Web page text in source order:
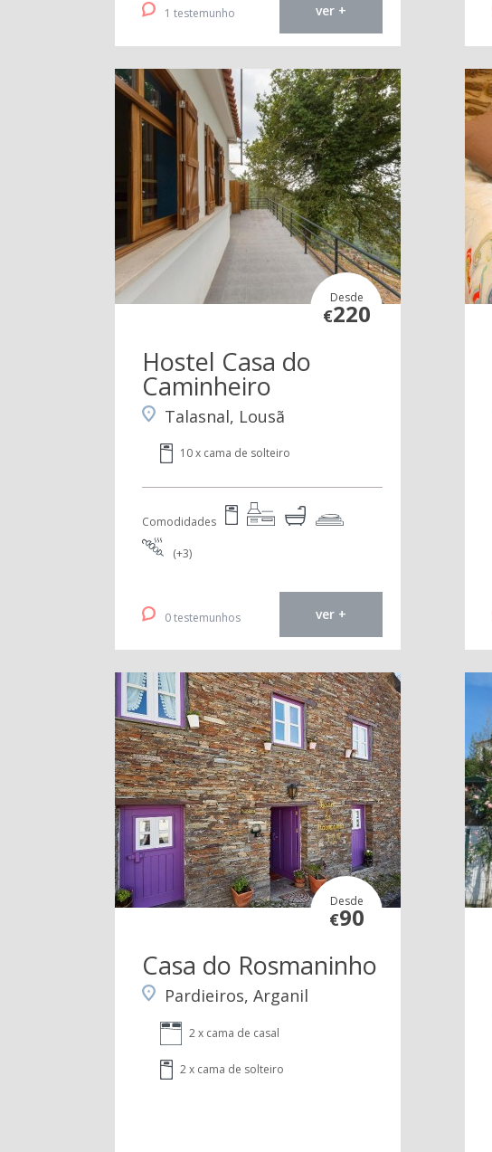
1 testemunho ver +
Desde
€220
Hostel Casa do
Caminheiro
Talasnal, Lousã
10 x cama de solteiro
Comodidades
(+3)
0 testemunhos ver +
Desde
€90
Casa do Rosmaninho
Pardieiros, Arganil
2 x cama de casal
2 x cama de solteiro